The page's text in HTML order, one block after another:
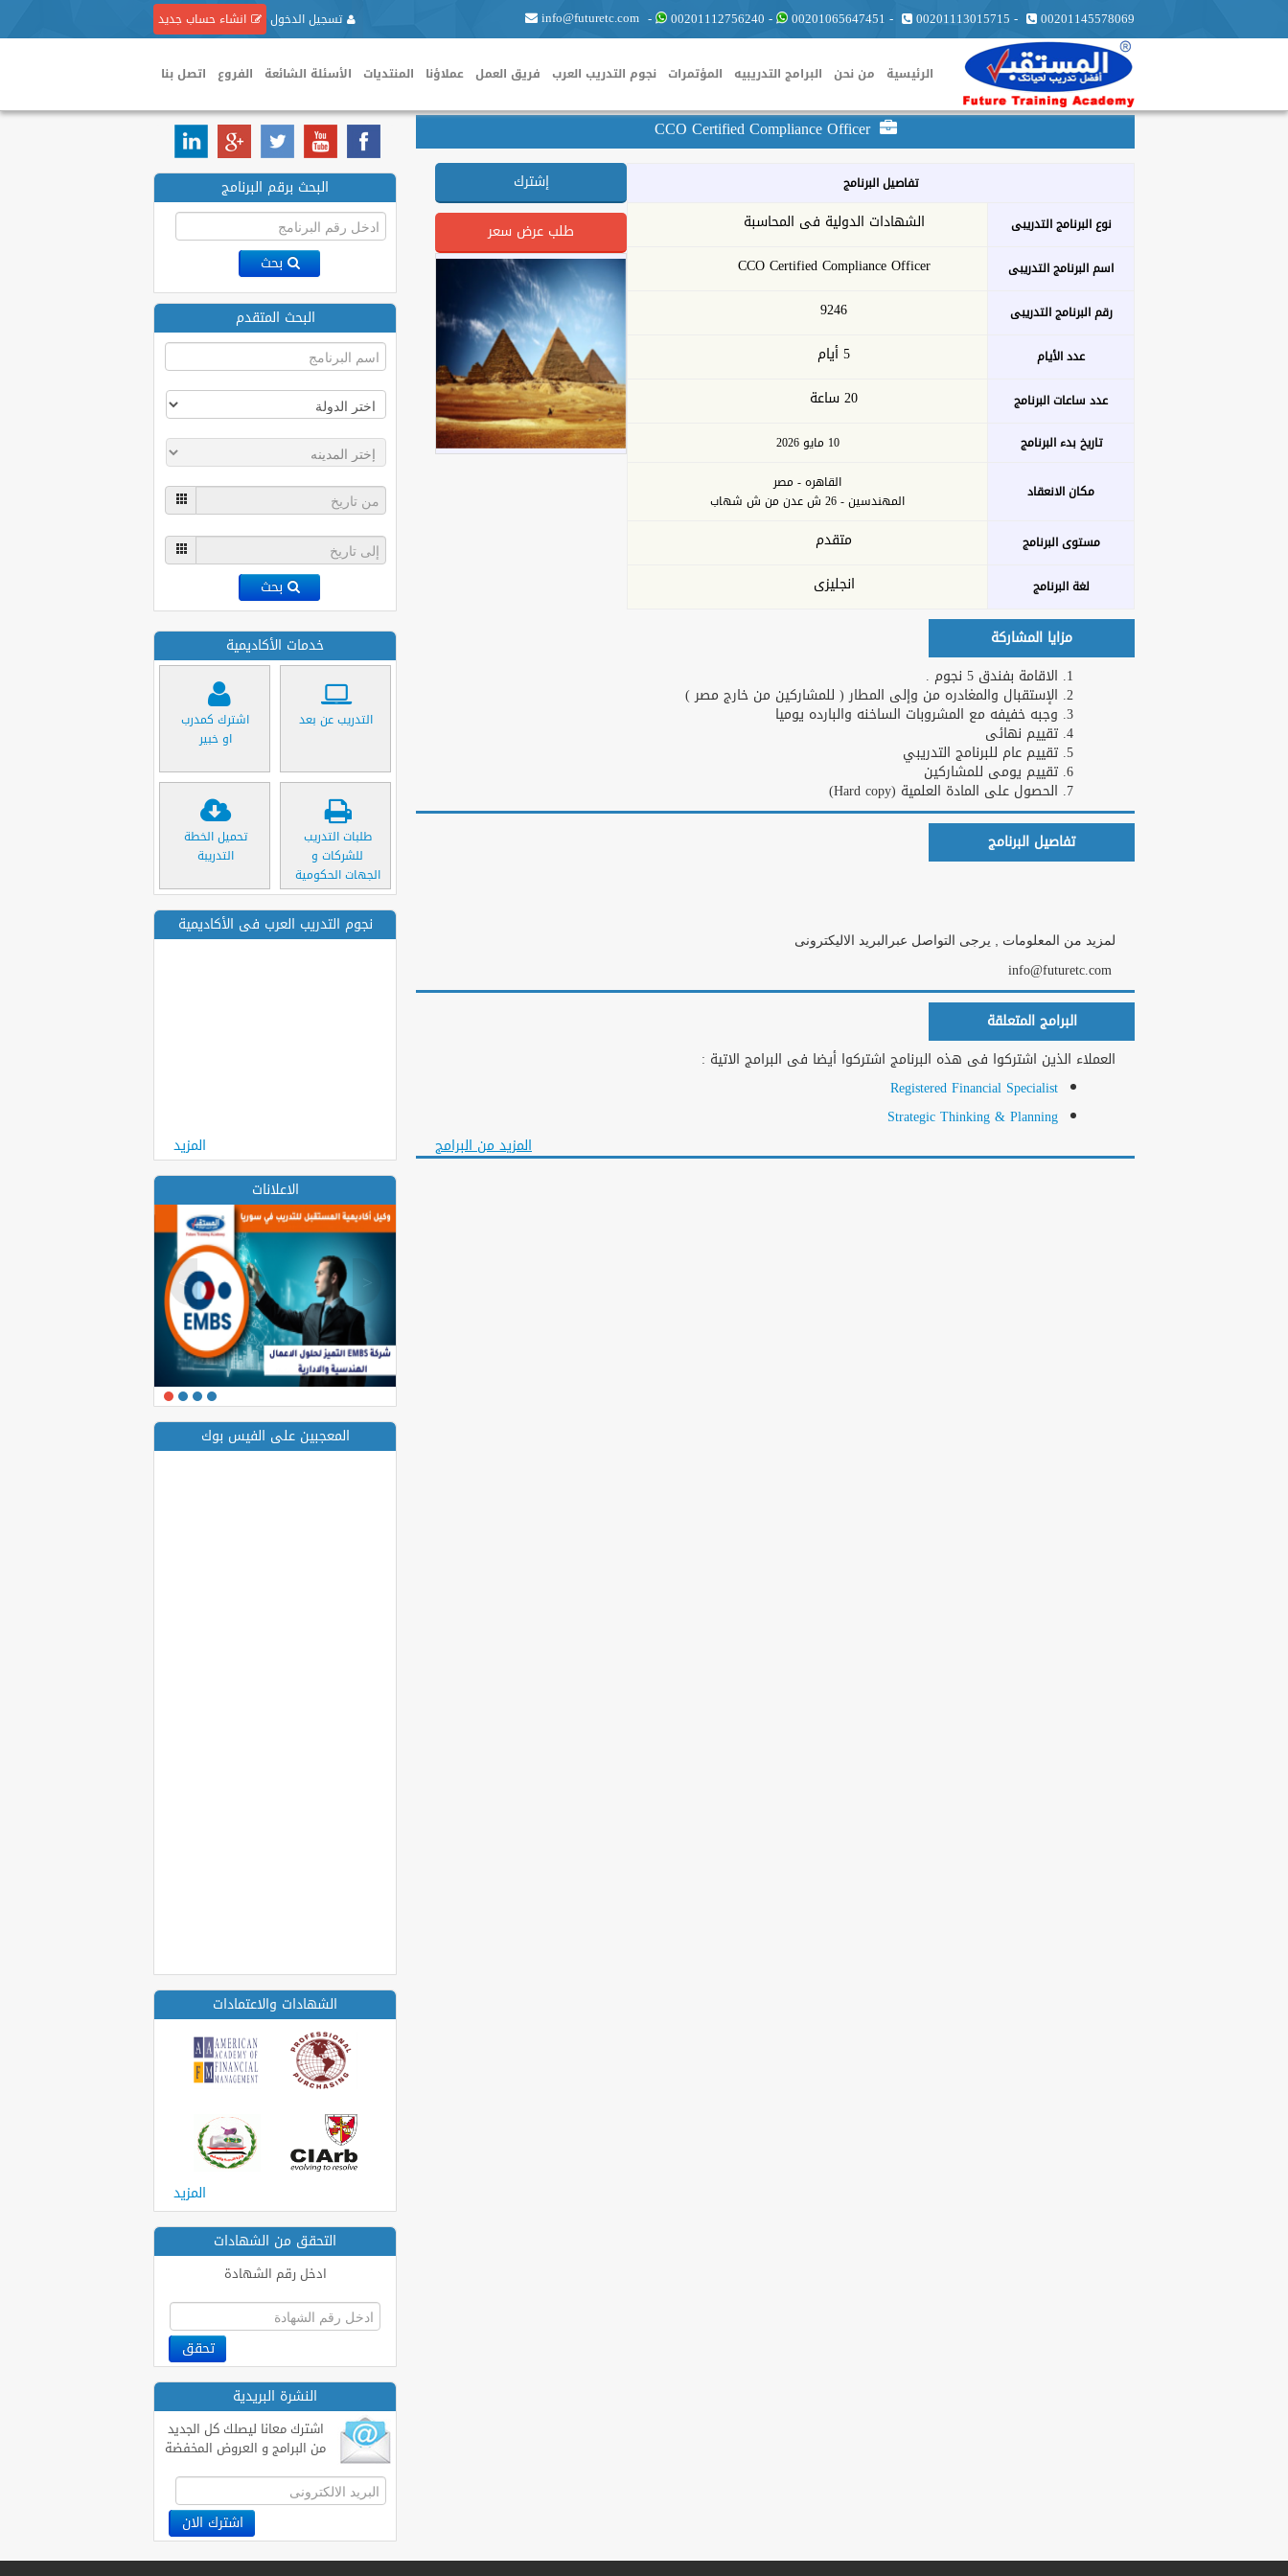
تسجيل الدخول انشاء حساب جديد 00201145578069
-
00201113015715
-
00201065647451
-
00201112756240
-
info@futuretc.com
الرئيسية من نحن البرامج التدريبيه المؤتمرات نجوم التدريب العرب فريق العمل عملاؤنا المنتديات الأسئلة الشائعة الفروع اتصل بنا
CCO Certified Compliance Officer
تفاصيل البرنامج
نوع البرنامج التدريبى
الشهادات الدولية فى المحاسبة
اسم البرنامج التدريبى CCO Certified Compliance Officer
رقم البرنامج التدريبى 9246
عدد الأيام 5 أيام
عدد ساعات البرنامج 20 ساعة
تاريخ بدء البرنامج 10 مايو 2026
مكان الانعقاد
القاهره - مصر
المهندسين - 26 ش عدن من ش شهاب
مستوى البرنامج
متقدم
لغة البرنامج انجليزى
إشترك
طلب عرض سعر
مزايا المشاركة
الاقامة بفندق 5 نجوم .
الإستقبال والمغادره من وإلى المطار ( للمشاركين من خارج مصر )
وجبه خفيفه مع المشروبات الساخنه والبارده يوميا
تقييم نهائى
تقييم عام للبرنامج التدريبي
تقييم يومى للمشاركين
الحصول على المادة العلمية (Hard copy)
تفاصيل البرنامج
لمزيد من المعلومات , يرجى التواصل عبرالبريد الاليكترونى
info@futuretc.com
البرامج المتعلقة
العملاء الذين اشتركوا فى هذه البرنامج اشتركوا أيضا فى البرامج الاتية :
Registered Financial Specialist
Strategic Thinking & Planning
المزيد من البرامج
البحث برقم البرنامج
بحث
البحث المتقدم
بحث
خدمات الأكاديمية
التدريب عن بعد
اشترك كمدرب
او خبير
طلبات التدريب
للشركات و
الجهات الحكومية
تحميل الخطة
التدريبة
نجوم التدريب العرب فى الأكاديمية
المزيد
الاعلانات
> <
المعجبين على الفيس بوك
الشهادات والاعتمادات
المزيد
التحقق من الشهادات
ادخل رقم الشهادة
النشرة البريدية
اشترك معانا ليصلك كل الجديد
من البرامج و العروض المخفضة